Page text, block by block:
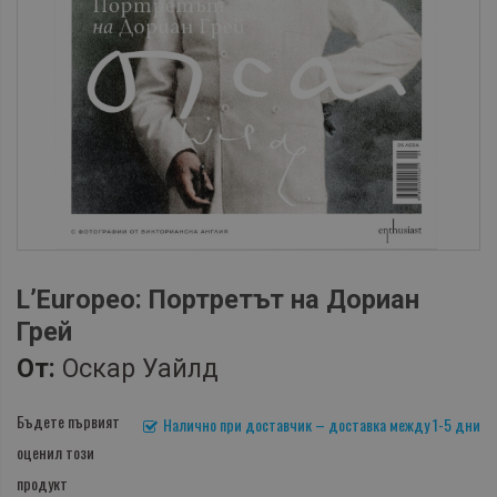
L’Еuropeo: Портретът на Дориан
Грей
От: Оскар Уайлд
Налично при доставчик – доставка между 1-5 дни
Бъдете първият
оценил този
продукт